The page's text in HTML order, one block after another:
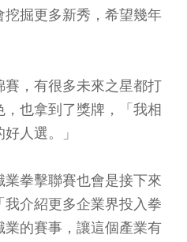
挖掘更多新秀，希望幾年
，有很多未來之星都打
也拿到了獎牌，「我相
人選。」
拳擊聯賽也會是接下來
介紹更多企業界投入拳
的賽事，讓這個產業有